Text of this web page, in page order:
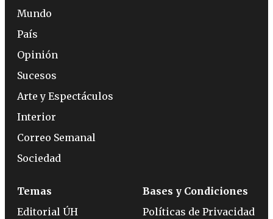
Mundo
País
Opinión
Sucesos
Arte y Espectáculos
Interior
Correo Semanal
Sociedad
Temas
Editorial ÚH
Bases y Condiciones
Políticas de Privacidad